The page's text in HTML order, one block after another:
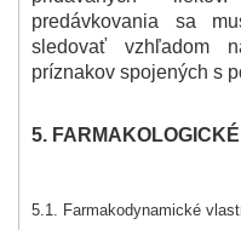
predávkovania sa
sledovať vzhľadom
príznakov spojených s
5.
5.1. Farmakodynamické